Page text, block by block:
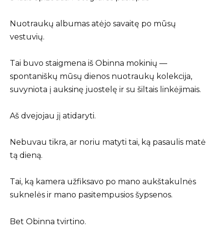
Nuotraukų albumas atėjo savaitę po mūsų
vestuvių.
Tai buvo staigmena iš Obinna mokinių —
spontaniškų mūsų dienos nuotraukų kolekcija,
suvyniota į auksinę juostelę ir su šiltais linkėjimais.
Aš dvejojau jį atidaryti.
Nebuvau tikra, ar noriu matyti tai, ką pasaulis matė
tą dieną.
Tai, ką kamera užfiksavo po mano aukštakulnės
suknelės ir mano pasitempusios šypsenos.
Bet Obinna tvirtino.